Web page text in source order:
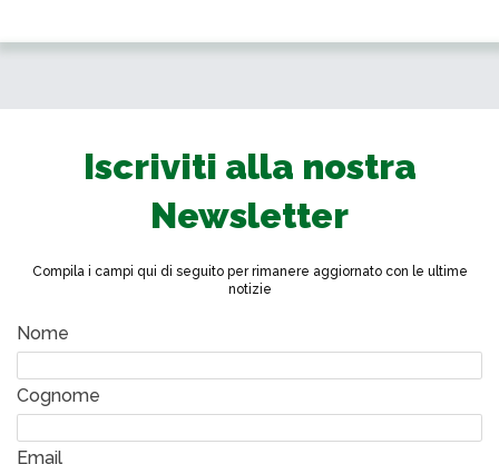
Iscriviti alla nostra
Newsletter
Compila i campi qui di seguito per rimanere aggiornato con le ultime
notizie
Nome
Cognome
Email